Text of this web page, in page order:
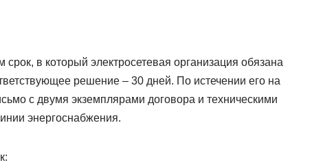
в который электросетевая организация обязана
решение – 30 дней. По истечении его на
с двумя экземплярами договора и техническими
энергоснабжения.